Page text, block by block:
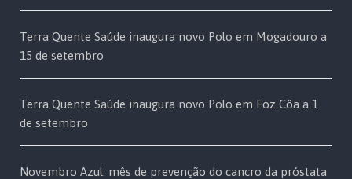
Terra Quente Saúde inaugura novo Polo em Mogadouro a
15 de setembro
Terra Quente Saúde inaugura novo Polo em Foz Côa a 1
de setembro
Novembro Azul: mês de prevenção do cancro da próstata